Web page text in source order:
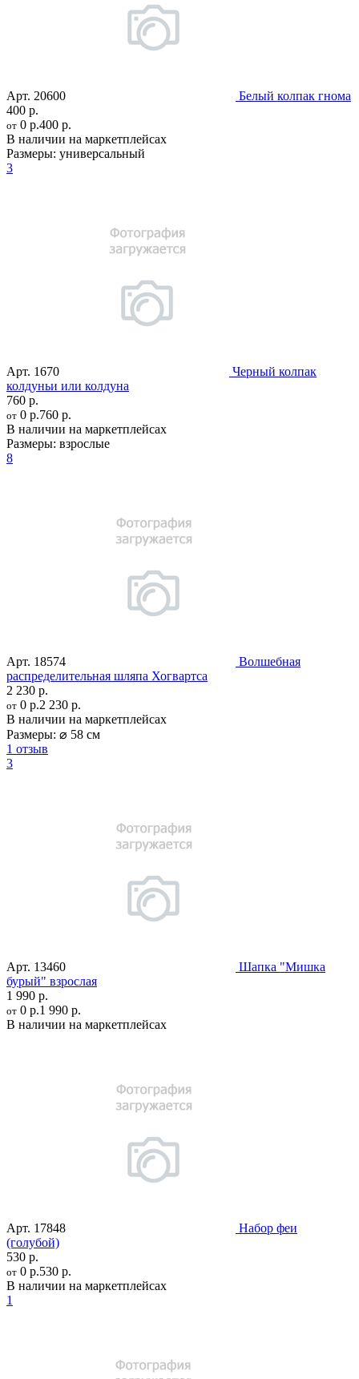
Арт. 20600
Белый колпак гнома
400 р.
от 0 р.400 р.
В наличии на маркетплейсах
Размеры: универсальный
3
Арт. 1670
Черный колпак
колдуньи или колдуна
760 р.
от 0 р.760 р.
В наличии на маркетплейсах
Размеры: взрослые
8
Арт. 18574
Волшебная
распределительная шляпа Хогвартса
2 230 р.
от 0 р.2 230 р.
В наличии на маркетплейсах
Размеры: ⌀ 58 см
1 отзыв
3
Арт. 13460
Шапка "Мишка
бурый" взрослая
1 990 р.
от 0 р.1 990 р.
В наличии на маркетплейсах
Арт. 17848
Набор феи
(голубой)
530 р.
от 0 р.530 р.
В наличии на маркетплейсах
1